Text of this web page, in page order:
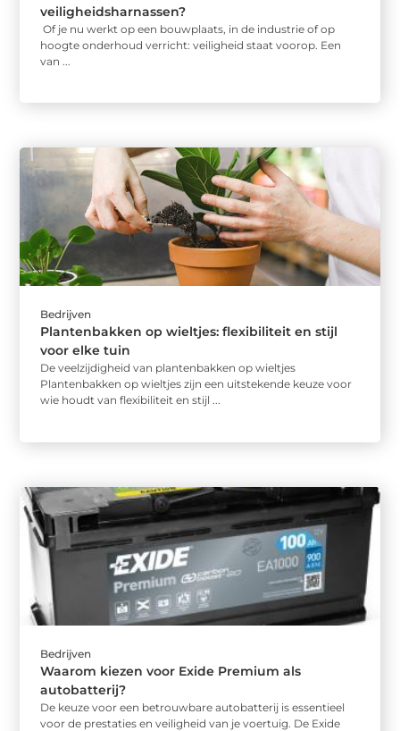
veiligheidsharnassen?
Of je nu werkt op een bouwplaats, in de industrie of op
hoogte onderhoud verricht: veiligheid staat voorop. Een
van ...
Bedrijven
Plantenbakken op wieltjes: flexibiliteit en stijl
voor elke tuin
De veelzijdigheid van plantenbakken op wieltjes
Plantenbakken op wieltjes zijn een uitstekende keuze voor
wie houdt van flexibiliteit en stijl ...
Bedrijven
Waarom kiezen voor Exide Premium als
autobatterij?
De keuze voor een betrouwbare autobatterij is essentieel
voor de prestaties en veiligheid van je voertuig. De Exide